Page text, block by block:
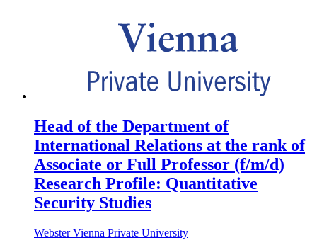
Head of the Department of
International Relations at the rank of
Associate or Full Professor (f/m/d)
Research Profile: Quantitative
Security Studies
Webster Vienna Private University